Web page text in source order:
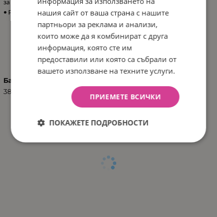
за пренасяне, така и за съхранение;
• Размер: 50 x 80 x 1,5 см.
ХАРАКТЕРИСТИКИ
Баркод (ISBN, UPC, др.)
3801106010873
нашия сайт от ваша страна с нашите
партньори за реклама и анализи,
които може да я комбинират с друга
информация, която сте им
предоставили или която са събрали от
вашето използване на техните услуги.
ПРИЕМЕТЕ ВСИЧКИ
ПОКАЖЕТЕ ПОДРОБНОСТИ